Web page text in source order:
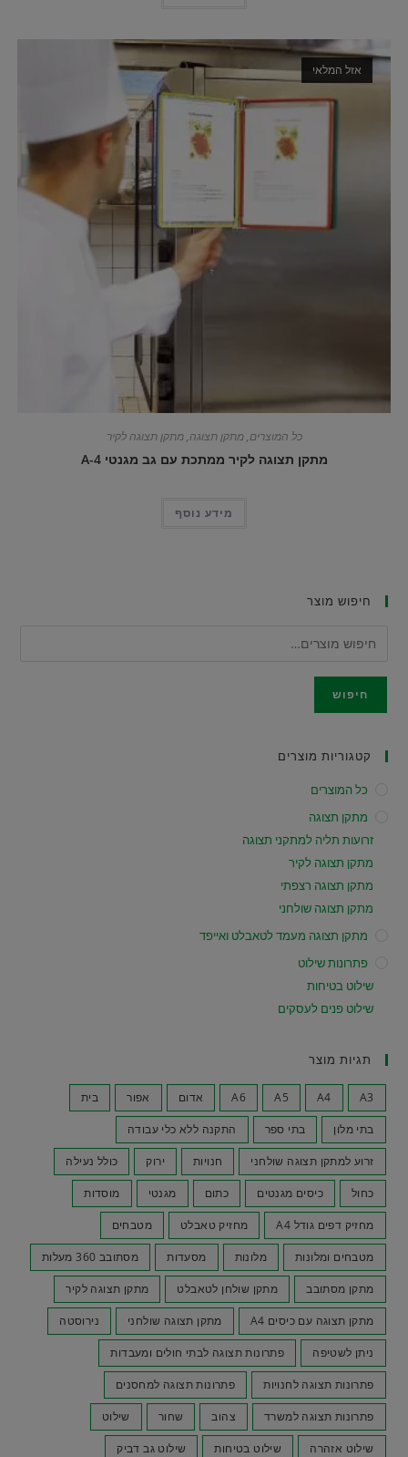
אזל המלאי
כל המוצרים,מתקן תצוגה,מתקן תצוגה לקיר
מתקן תצוגה לקיר ממתכת עם גב מגנטי A-4
מידע נוסף
חיפוש מוצר
חיפוש
קטגוריות מוצרים
כל המוצרים
מתקן תצוגה
זרועות תליה למתקני תצוגה
מתקן תצוגה לקיר
מתקן תצוגה רצפתי
מתקן תצוגה שולחני
מתקן תצוגה מעמד לטאבלט ואייפד
פתרונות שילוט
שילוט בטיחות
שילוט פנים לעסקים
תגיות מוצר
A3
A4
A5
A6 אדום אפור בית
בתי מלון בתי ספר התקנה ללא כלי עבודה
זרוע למתקן תצוגה שולחני חנויות ירוק כולל נעילה
כחול כיסים מגנטים כתום מגנטי מוסדות
מחזיק דפים גודל A4 מחזיק טאבלט מטבחים
מטבחים ומלונות מלונות מסעדות מסתובב 360 מעלות
מתקן מסתובב מתקן שולחן לטאבלט מתקן תצוגה לקיר
מתקן תצוגה עם כיסים A4 מתקן תצוגה שולחני נירוסטה
ניתן לשטיפה פתרונות תצוגה לבתי חולים ומעבדות
פתרונות תצוגה לחנויות פתרונות תצוגה למחסנים
פתרונות תצוגה למשרד צהוב שחור שילוט
שילוט אזהרה שילוט בטיחות שילוט גב דביק